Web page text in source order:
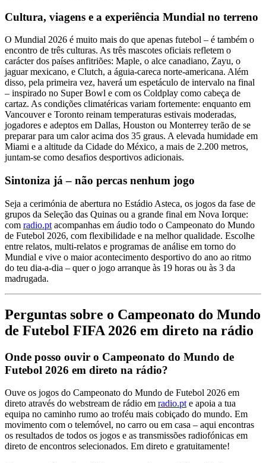
Cultura, viagens e a experiência Mundial no terreno
O Mundial 2026 é muito mais do que apenas futebol – é também o
encontro de três culturas. As três mascotes oficiais refletem o
carácter dos países anfitriões: Maple, o alce canadiano, Zayu, o
jaguar mexicano, e Clutch, a águia-careca norte-americana. Além
disso, pela primeira vez, haverá um espetáculo de intervalo na final
– inspirado no Super Bowl e com os Coldplay como cabeça de
cartaz. As condições climatéricas variam fortemente: enquanto em
Vancouver e Toronto reinam temperaturas estivais moderadas,
jogadores e adeptos em Dallas, Houston ou Monterrey terão de se
preparar para um calor acima dos 35 graus. A elevada humidade em
Miami e a altitude da Cidade do México, a mais de 2.200 metros,
juntam-se como desafios desportivos adicionais.
Sintoniza já – não percas nenhum jogo
Seja a cerimónia de abertura no Estádio Asteca, os jogos da fase de
grupos da Seleção das Quinas ou a grande final em Nova Iorque:
com radio.pt acompanhas em áudio todo o Campeonato do Mundo
de Futebol 2026, com flexibilidade e na melhor qualidade. Escolhe
entre relatos, multi-relatos e programas de análise em torno do
Mundial e vive o maior acontecimento desportivo do ano ao ritmo
do teu dia-a-dia – quer o jogo arranque às 19 horas ou às 3 da
madrugada.
Perguntas sobre o Campeonato do Mundo
de Futebol FIFA 2026 em direto na rádio
Onde posso ouvir o Campeonato do Mundo de
Futebol 2026 em direto na rádio?
Ouve os jogos do Campeonato do Mundo de Futebol 2026 em
direto através do webstream de rádio em radio.pte apoia a tua
equipa no caminho rumo ao troféu mais cobiçado do mundo. Em
movimento com o telemóvel, no carro ou em casa – aqui encontras
os resultados de todos os jogos e as transmissões radiofónicas em
direto de encontros selecionados. Em direto e gratuitamente!